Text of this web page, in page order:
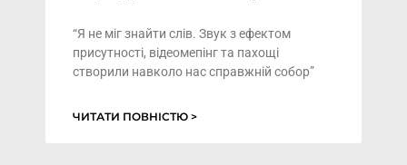
“Я не міг знайти слів. Звук з ефектом
присутності, відеомепінг та пахощі
створили навколо нас справжній собор”
ЧИТАТИ ПОВНІСТЮ >